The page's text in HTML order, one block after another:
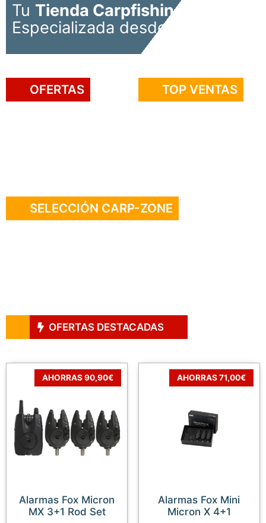
Tu Tienda Carpfishing
Especializada desde 2007
OFERTAS TOP VENTAS
SELECCIÓN CARP-ZONE
OFERTAS DESTACADAS
AHORRAS 90,90€
Alarmas Fox Micron
MX 3+1 Rod Set
AHORRAS 71,00€
Alarmas Fox Mini
Micron X 4+1